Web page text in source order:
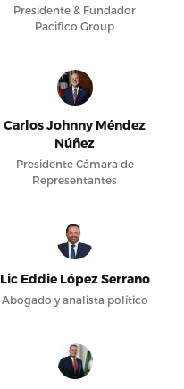
Presidente & Fundador
Pacifico Group
Carlos Johnny Méndez
Núñez
Presidente Cámara de
Representantes
Lic Eddie López Serrano
Abogado y analista político